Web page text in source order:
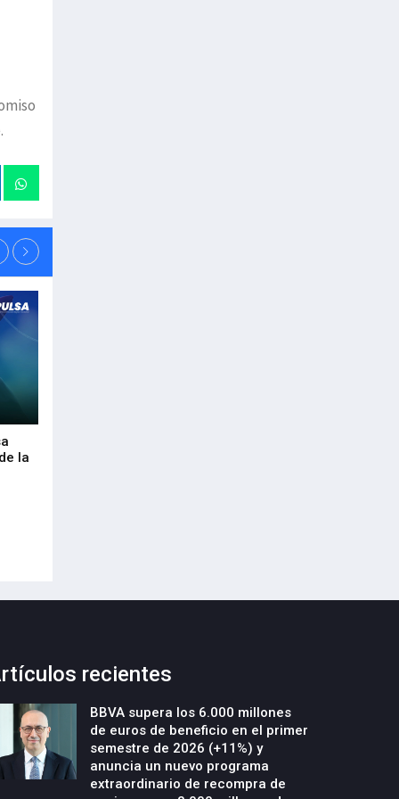
la
recientes
BBVA supera los 6.000 millones
de euros de beneficio en el primer
semestre de 2026 (+11%) y
anuncia un nuevo programa
extraordinario de recompra de